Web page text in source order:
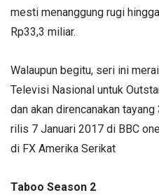
mesti menanggung rugi
Rp33,3 miliar.
Walaupun begitu, seri ini
Televisi Nasional untuk
dan akan direncanakan
rilis 7 Januari 2017 di BBC
di FX Amerika Serikat
Taboo Season 2